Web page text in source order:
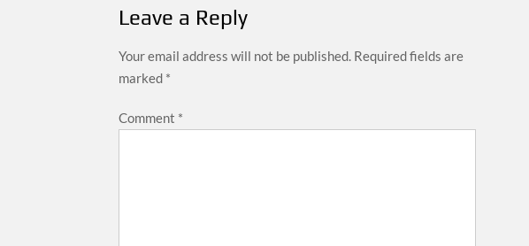
Leave a Reply
Your email address will not be published. Required fields are
marked *
Comment *